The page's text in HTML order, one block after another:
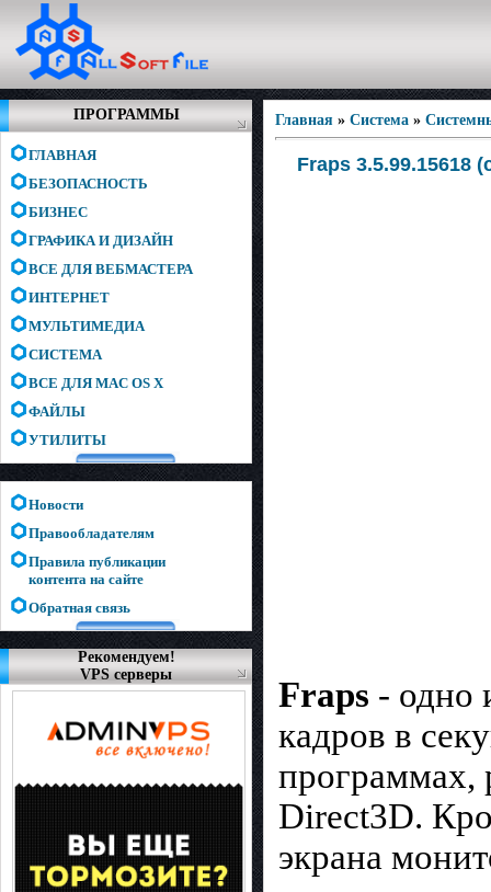
ПРОГРАММЫ
ГЛАВНАЯ
БЕЗОПАСНОСТЬ
БИЗНЕС
ГРАФИКА И ДИЗАЙН
ВСЕ ДЛЯ ВЕБМАСТЕРА
ИНТЕРНЕТ
МУЛЬТИМЕДИА
СИСТЕМА
ВСЕ ДЛЯ MAC OS X
ФАЙЛЫ
УТИЛИТЫ
Новости
Правообладателям
Правила публикации
контента на сайте
Обратная связь
Рекомендуем!
VPS серверы
Главная » Система »
Fraps 3.5.99.15618
Fraps - одно
кадров в
программах,
Direct3D.
экрана